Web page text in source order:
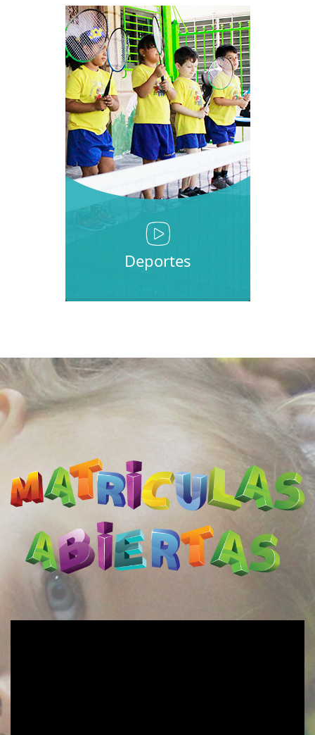
Deportes